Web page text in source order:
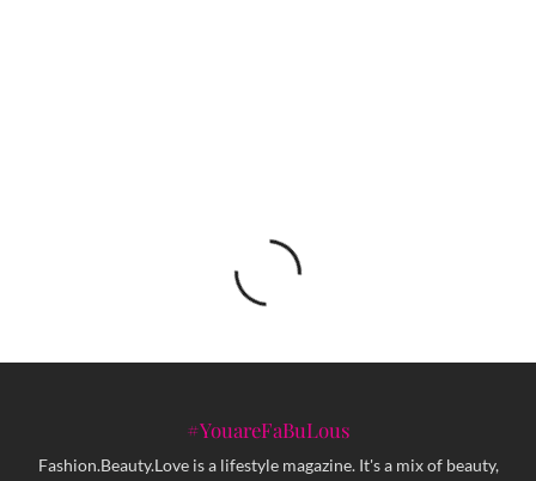
#YouareFaBuLous
Fashion.Beauty.Love is a lifestyle magazine. It's a mix of beauty,